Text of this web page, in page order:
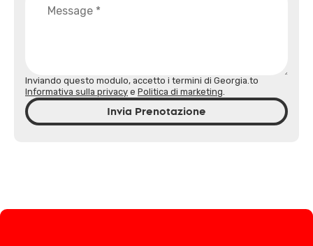
Inviando questo modulo, accetto i termini di Georgia.to
Informativa sulla privacy e Politica di marketing.
Invia Prenotazione